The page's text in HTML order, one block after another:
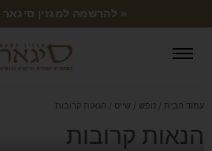
« להרשמה למגזין סיגאר
עמוד הבית / נופש / שייט / הנאות קרובות
הנאות קרובות